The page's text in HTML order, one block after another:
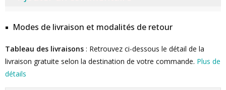
Modes de livraison et modalités de retour
Tableau des livraisons : Retrouvez ci-dessous le détail de la
livraison gratuite selon la destination de votre commande. Plus de
détails